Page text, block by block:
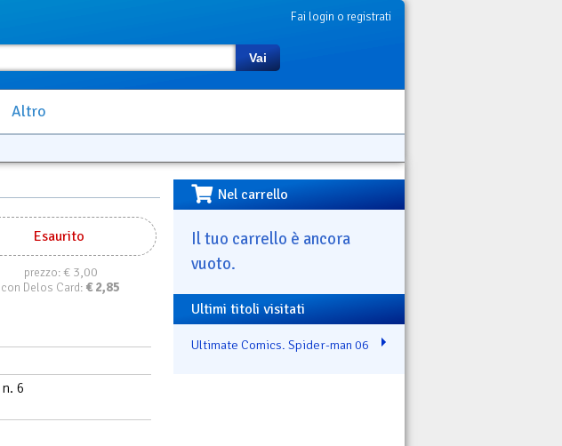
Fai login o registrati
Vai
Altro
Esaurito
prezzo:€ 3,00
con Delos Card: € 2,85
n. 6
Nel carrello
Il tuo carrello è ancora
vuoto.
Ultimi titoli visitati
Ultimate Comics. Spider-man 06